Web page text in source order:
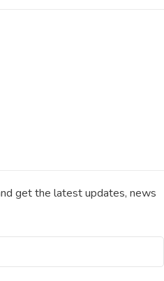
get the latest updates, news